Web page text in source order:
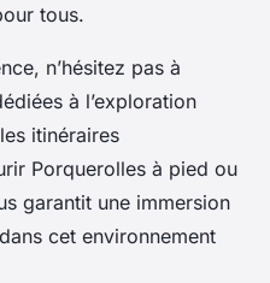
tous.
n’hésitez pas à
à l’exploration
itinéraires
Porquerolles à pied ou
garantit une immersion
cet environnement